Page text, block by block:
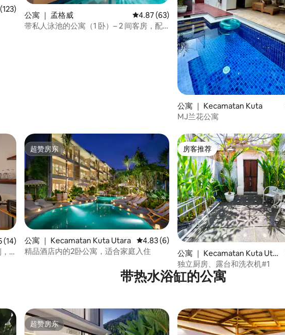
4.69 分（满分 5 分），共 123 条评价
公寓 ｜ 孟格威 平均评分 4.87 分（满分 5 分），共 63 条评价
4.87 (63)
带私人泳池的公寓（1 卧）– 2 间客房，配
公寓 ｜ Kecamatan Kuta
MJ兰花公寓
评分 5 分（满分 5 分），共 14 条评价
(14)
超赞房东
超赞房东
公寓 ｜ Kecamatan Kuta Utara 平均评分 4.83 分（满分 5 分），共 6 条评价
4.83 (6)
精品酒店内的2卧公寓，适合家庭入住
房客推荐
房客推荐
公寓 ｜ Kecamatan Kuta Utar
a
独立厨房、露台和洗衣机#1
带热水浴缸的公寓
超赞房东
超赞房东